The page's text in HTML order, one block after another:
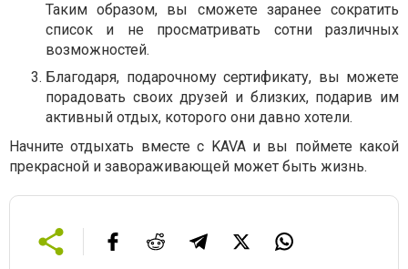
Таким образом, вы сможете заранее сократить
список и не просматривать сотни различных
возможностей.
Благодаря, подарочному сертификату, вы можете
порадовать своих друзей и близких, подарив им
активный отдых, которого они давно хотели.
Начните отдыхать вместе с KAVA и вы поймете какой
прекрасной и завораживающей может быть жизнь.